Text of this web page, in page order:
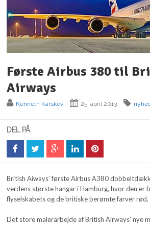
Første Airbus 380 til
Airways
Kenneth Karskov 25. april 2013
DEL PÅ
British Aiways’ første Airbus A380
verdens største hangar i Hamburg, hvor den er
flyselskabets og de britiske berømte farver rød,
Det store malerarbejde af British Airways’ nye